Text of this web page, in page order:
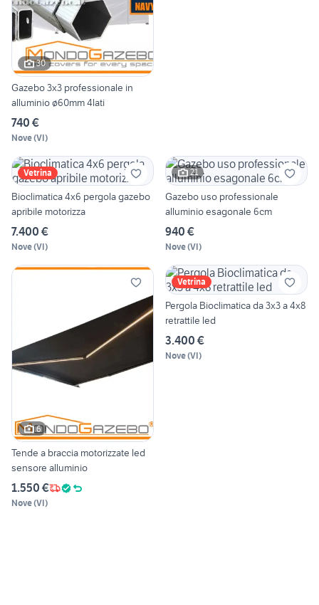
30
Gazebo 3x3 professionale in
alluminio ø60mm 4lati
740 €
Nove(VI)
Vetrina
Bioclimatica 4x6 pergola gazebo
apribile motorizza
7.400 €
Nove(VI)
21
Gazebo uso professionale
alluminio esagonale 6cm
940 €
Nove(VI)
6
Tende a braccia motorizzate led
sensore alluminio
1.550 €
Nove(VI)
Vetrina
Pergola Bioclimatica da 3x3 a 4x8
retrattile led
3.400 €
Nove(VI)